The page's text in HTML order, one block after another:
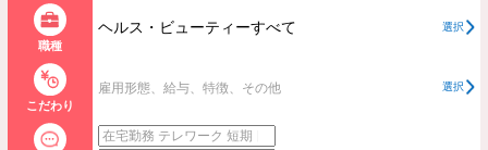
職種
ヘルス・ビューティーすべて 選択
こだわり
雇用形態、給与、特徴、その他 選択